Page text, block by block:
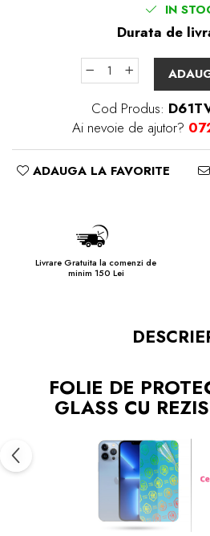
IN
Durata de
Cod Produs:
Ai nevoie de ajutor?
ADAUGA LA FAVORITE
Livrare Gratuita la comenzi de
minim 150 Lei
FOLIE DE
GLASS CU